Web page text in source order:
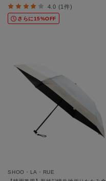
4.0 (1件)
さらに15%OFF
SHOO・LA・RUE